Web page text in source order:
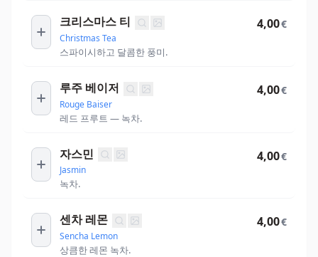
크리스마스 티
Christmas Tea
스파이시하고 달콤한 풍미.
4,00€
루주 베이저
Rouge Baiser
레드 프루트 — 녹차.
4,00€
자스민
Jasmin
녹차.
4,00€
센차 레몬
Sencha Lemon
상큼한 레몬 녹차.
4,00€